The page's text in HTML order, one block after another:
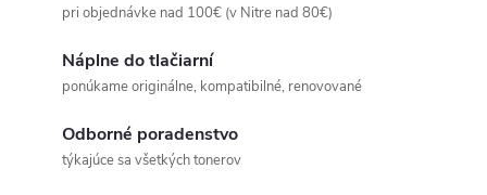
pri objednávke nad 100€ (v Nitre nad 80€)
Náplne do tlačiarní
ponúkame originálne, kompatibilné, renovované
Odborné poradenstvo
týkajúce sa všetkých tonerov